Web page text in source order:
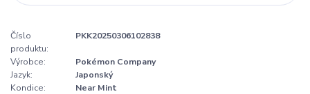
Číslo
produktu:
PKK20250306102838
Výrobce:
Pokémon Company
Jazyk:
Japonský
Kondice:
Near Mint